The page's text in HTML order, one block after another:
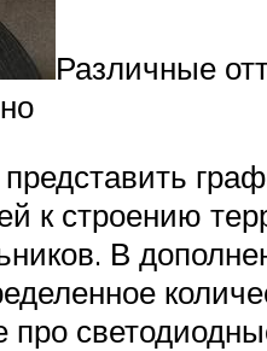
Различные
к строению
В
про